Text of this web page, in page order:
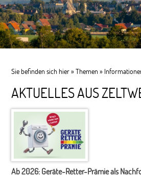
Sie befinden sich hier »Themen»
AKTUELLES AUS
Ab 2026: Geräte-Retter-Prämie als